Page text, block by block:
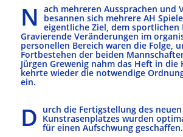
N ach mehreren Aussprachen und
besannen sich mehrere AH
eigentliche Ziel, dem sportlichen
Gravierende Veränderungen im
personellen Bereich waren die Folge,
Fortbestehen der beiden
Jürgen Grewenig nahm das Heft in die
kehrte wieder die notwendige
ein.
D urch die Fertigstellung des neuen
Kunstrasenplatzes wurden
für einen Aufschwung geschaffen.